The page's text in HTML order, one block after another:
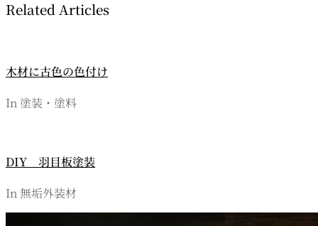
ゲ
シ
ン
Related Articles
木材に古色の色付け
In 塗装・塗料
DIY 羽目板塗装
In 無垢外装材